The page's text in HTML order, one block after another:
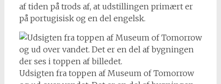
af tiden på trods af, at udstillingen primært er
på portugisisk og en del engelsk.
Udsigten fra toppen af Museum of Tomorrow